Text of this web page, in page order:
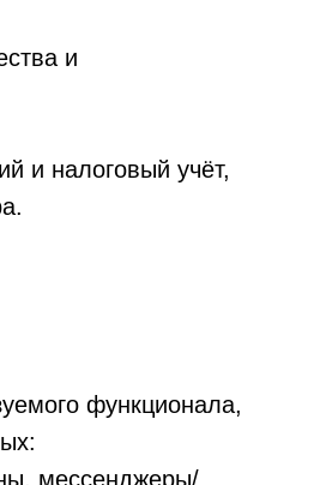
и
и налоговый учёт,
функционала,
мессенджеры/